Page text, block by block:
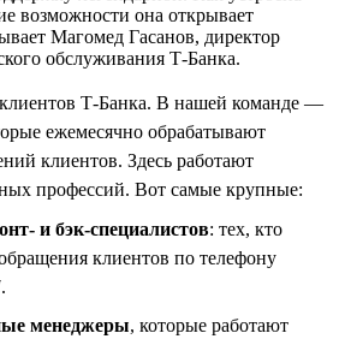
возможности она открывает
Магомед Гасанов, директор
обслуживания Т-Банка.
клиентов Т-Банка. В нашей команде —
ежемесячно обрабатывают
клиентов. Здесь работают
профессий. Вот самые крупные:
и бэк-специалистов: тех, кто
клиентов по телефону
менеджеры, которые работают